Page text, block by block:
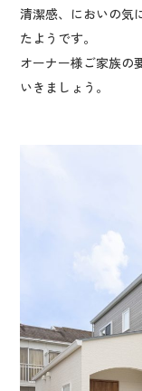
清潔感、においの気
たようです。
オーナー様ご家族の
いきましょう。